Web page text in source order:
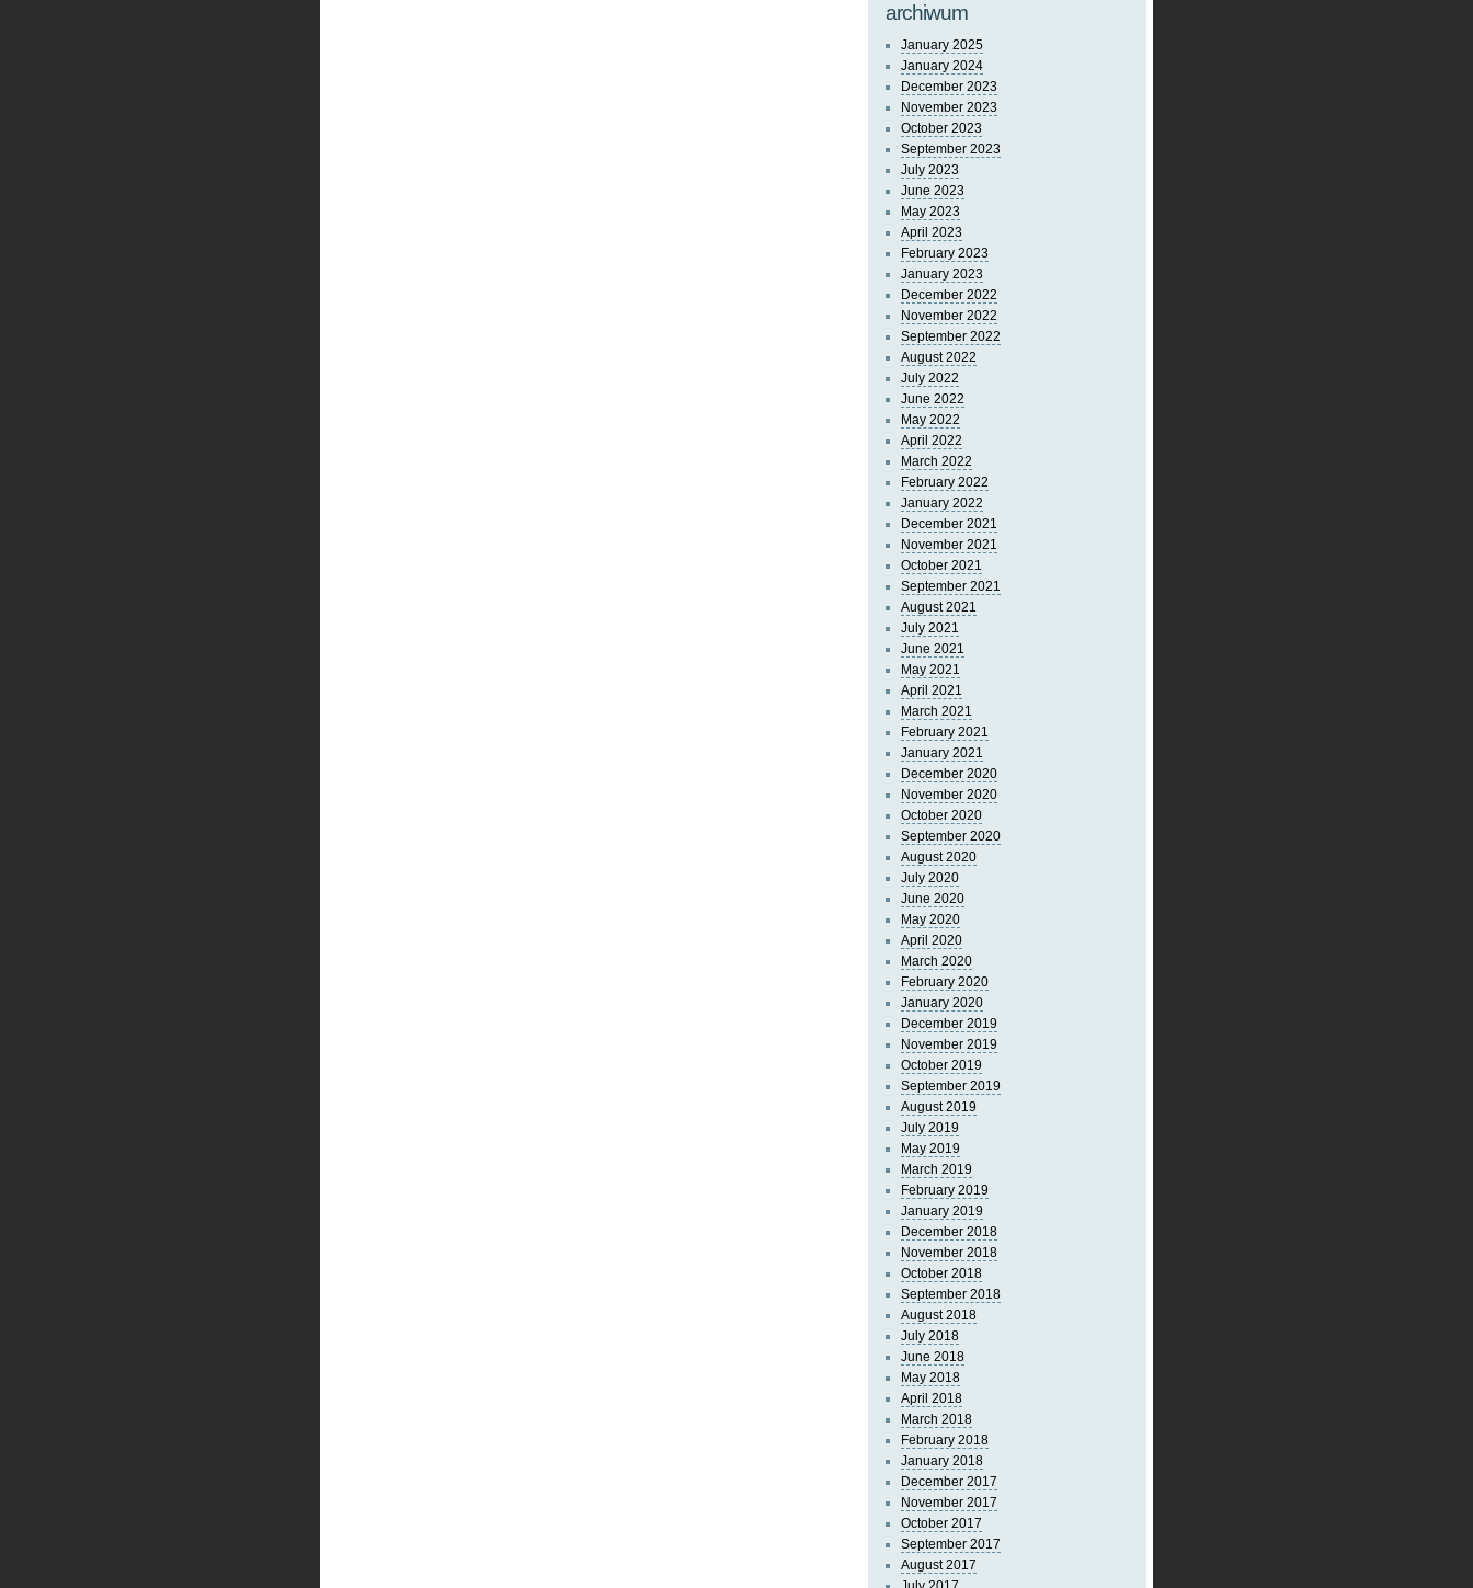
archiwum
January 2025
January 2024
December 2023
November 2023
October 2023
September 2023
July 2023
June 2023
May 2023
April 2023
February 2023
January 2023
December 2022
November 2022
September 2022
August 2022
July 2022
June 2022
May 2022
April 2022
March 2022
February 2022
January 2022
December 2021
November 2021
October 2021
September 2021
August 2021
July 2021
June 2021
May 2021
April 2021
March 2021
February 2021
January 2021
December 2020
November 2020
October 2020
September 2020
August 2020
July 2020
June 2020
May 2020
April 2020
March 2020
February 2020
January 2020
December 2019
November 2019
October 2019
September 2019
August 2019
July 2019
May 2019
March 2019
February 2019
January 2019
December 2018
November 2018
October 2018
September 2018
August 2018
July 2018
June 2018
May 2018
April 2018
March 2018
February 2018
January 2018
December 2017
November 2017
October 2017
September 2017
August 2017